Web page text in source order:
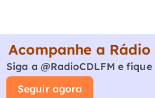
Acompanhe a
Siga a @RadioCDLFM e
Seguir agora